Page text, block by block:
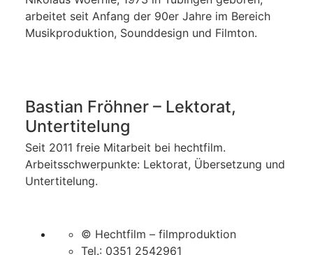
arbeitet seit Anfang der 90er Jahre im Bereich
Musikproduktion, Sounddesign und Filmton.
Bastian Fröhner – Lektorat,
Untertitelung
Seit 2011 freie Mitarbeit bei hechtfilm.
Arbeitsschwerpunkte: Lektorat, Übersetzung und
Untertitelung.
© Hechtfilm – filmproduktion
Tel.: 0351 2542961